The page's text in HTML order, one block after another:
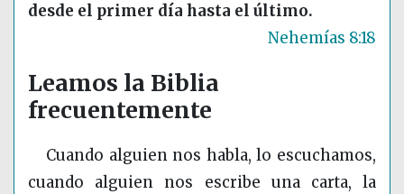
desde el primer día hasta el último.
Nehemías 8:18
Leamos la Biblia
frecuentemente
Cuando alguien nos habla, lo escuchamos,
cuando alguien nos escribe una carta, la